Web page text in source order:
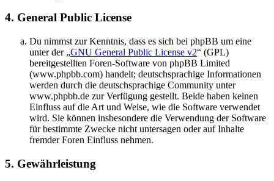
4. General Public License
Du nimmst zur Kenntnis, dass es sich bei phpBB um eine
unter der „GNU General Public License v2“ (GPL)
bereitgestellten Foren-Software von phpBB Limited
(www.phpbb.com) handelt; deutschsprachige Informationen
werden durch die deutschsprachige Community unter
www.phpbb.de zur Verfügung gestellt. Beide haben keinen
Einfluss auf die Art und Weise, wie die Software verwendet
wird. Sie können insbesondere die Verwendung der Software
für bestimmte Zwecke nicht untersagen oder auf Inhalte
fremder Foren Einfluss nehmen.
5. Gewährleistung